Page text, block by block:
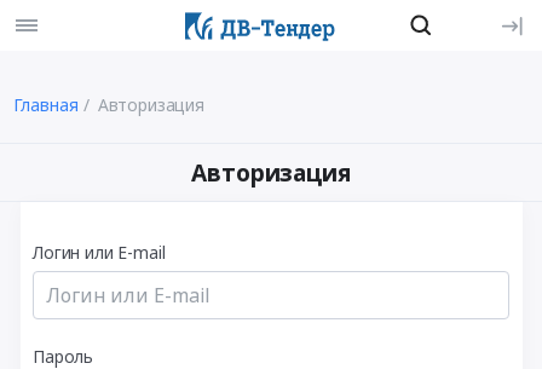
Главная Авторизация
Авторизация
Логин или E-mail
Пароль